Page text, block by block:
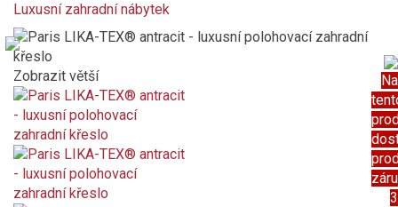
Luxusní zahradní nábytek
Na
3
Zobrazit větší